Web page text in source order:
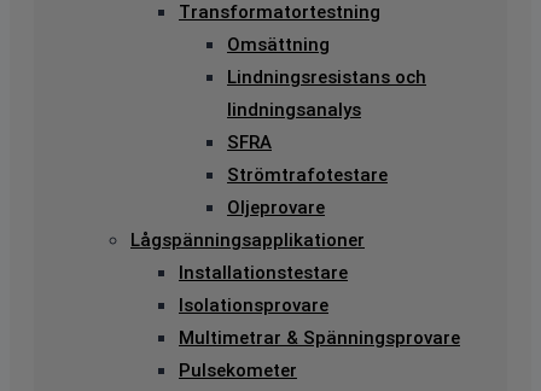
Transformatortestning
Omsättning
Lindningsresistans och
lindningsanalys
SFRA
Strömtrafotestare
Oljeprovare
Lågspänningsapplikationer
Installationstestare
Isolationsprovare
Multimetrar & Spänningsprovare
Pulsekometer